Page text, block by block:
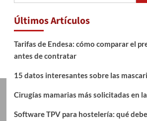
Últimos Artículos
Tarifas de Endesa: cómo comparar el
antes de contratar
15 datos interesantes sobre las
Cirugías mamarias más solicitadas en
Software TPV para hostelería: qué